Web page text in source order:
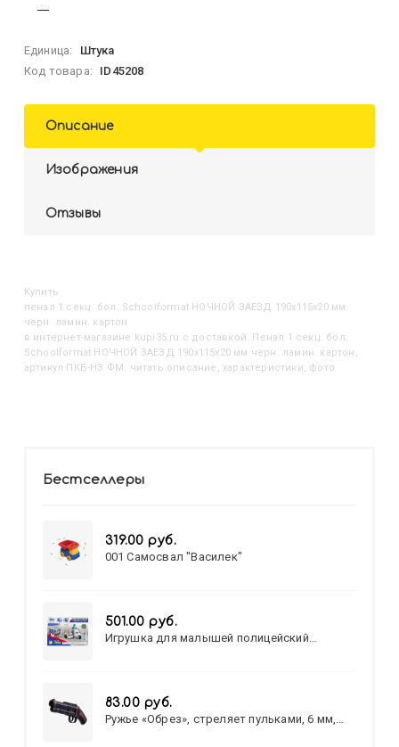
Единица:
Штука
Код товара:
ID45208
Описание
Изображения
Отзывы
Купить
Пенал 1 секц. бол. Schoolformat НОЧНОЙ ЗАЕЗД 190х115х20 мм
черн. ламин. картон
в интернет-магазине kupi35.ru с доставкой. Пенал 1 секц. бол.
Schoolformat НОЧНОЙ ЗАЕЗД 190х115х20 мм черн. ламин. картон,
артикул ПКБ-НЗ ФМ: читать описание, характеристики, фото
Бестселлеры
319.00 руб.
001 Самосвал "Василек"
501.00 руб.
Игрушка для малышей полицейский
83.00 руб.
Ружье «Обрез», стреляет пульками, 6 мм,